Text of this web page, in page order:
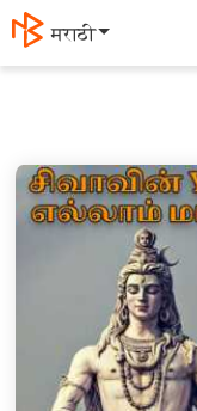
मराठी